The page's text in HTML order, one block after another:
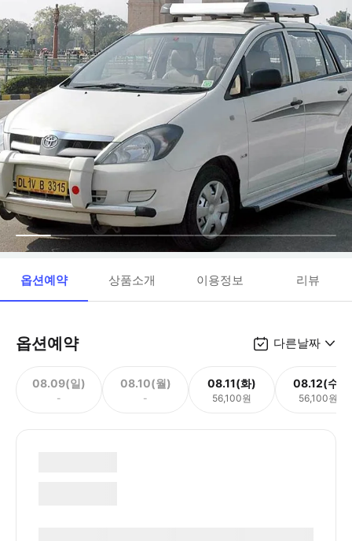
옵션예약 상품소개 이용정보 리뷰
옵션예약 다른날짜
08.09(일)
-
08.10(월)
-
08.11(화)
56,100원
08.12(수)
56,100원